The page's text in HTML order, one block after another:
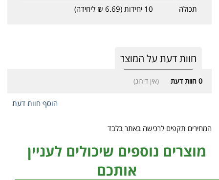
תכולה
10 יחידות (6.69 ₪ ליחידה)
חוות דעת על המוצר
0 חוות דעת (אין דירוג)
הוסף חוות דעת
המחירים תקפים לרכישה באתר בלבד
מוצרים נוספים שיכולים לעניין
אותכם